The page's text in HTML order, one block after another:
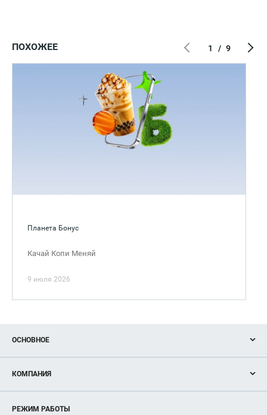
ПОХОЖЕЕ
Планета Бонус
Качай Копи Меняй
9 июля 2026
1 / 9
ОСНОВНОЕ
Новости
Магазины
Услуги
КОМПАНИЯ
Рекламодателям
РЕЖИМ РАБОТЫ